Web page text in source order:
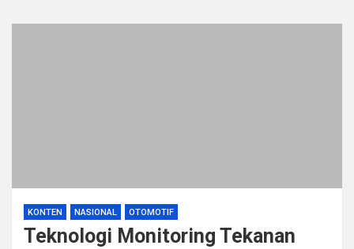
KONTEN NASIONAL OTOMOTIF
Teknologi Monitoring Tekanan